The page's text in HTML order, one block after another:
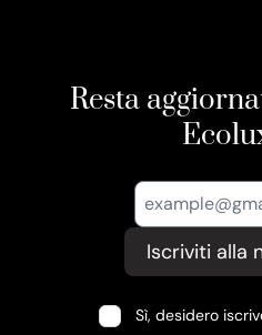
Resta
Iscriviti alla
Sì, desidero